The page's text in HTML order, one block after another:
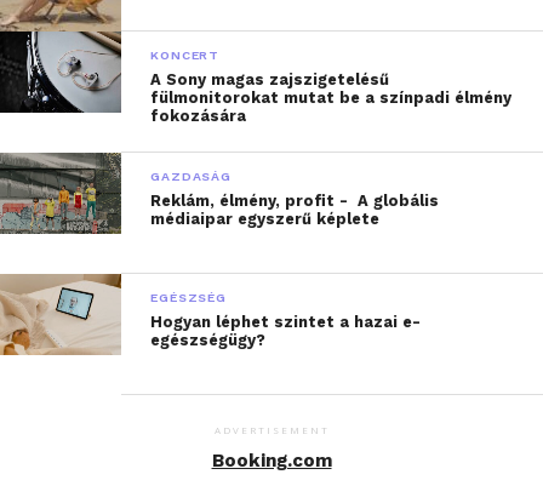
KONCERT
A Sony magas zajszigetelésű
fülmonitorokat mutat be a színpadi élmény
fokozására
GAZDASÁG
Reklám, élmény, profit - A globális
médiaipar egyszerű képlete
EGÉSZSÉG
Hogyan léphet szintet a hazai e-
egészségügy?
ADVERTISEMENT
Booking.com